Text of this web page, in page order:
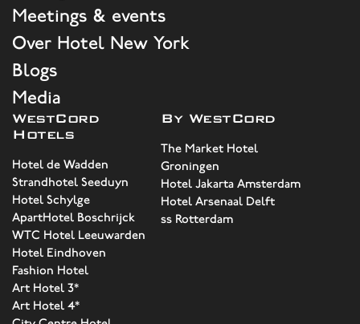
Meetings & events
Over Hotel New York
Blogs
Media
WestCord
Hotels
Hotel de Wadden
Strandhotel Seeduyn
Hotel Schylge
ApartHotel Boschrijck
WTC Hotel Leeuwarden
Hotel Eindhoven
Fashion Hotel
Art Hotel 3*
Art Hotel 4*
By WestCord
The Market Hotel
Groningen
Hotel Jakarta Amsterdam
Hotel Arsenaal Delft
ss Rotterdam